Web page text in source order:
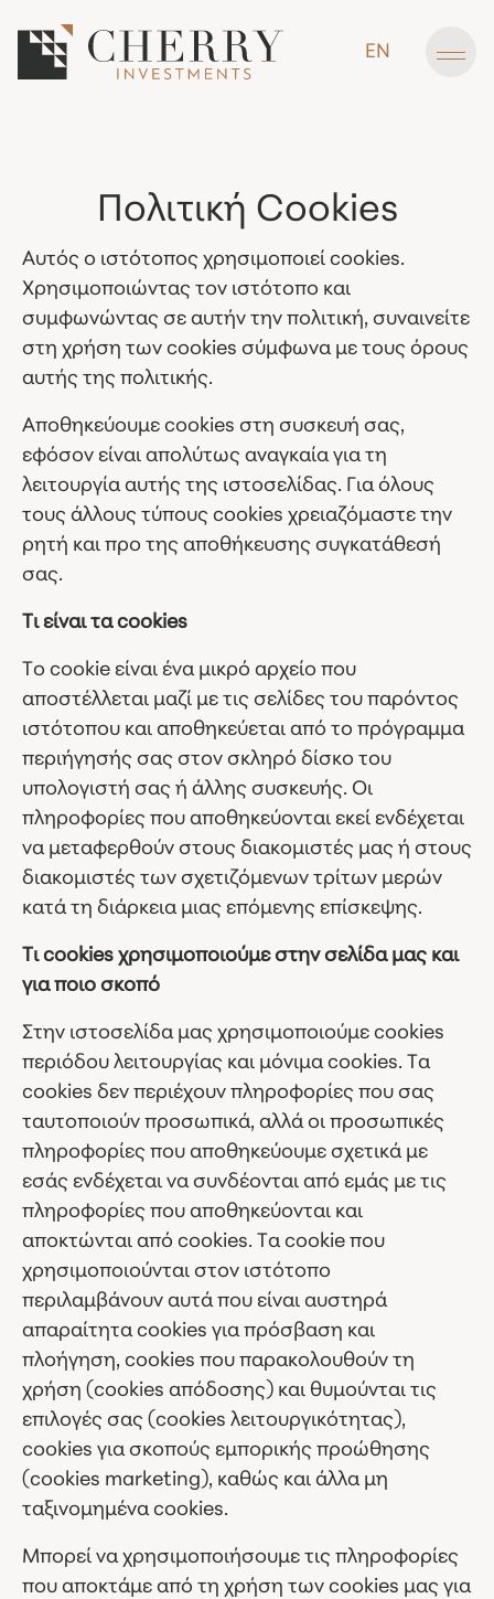
EN
Πολιτική Cookies
Αυτός ο ιστότοπος χρησιμοποιεί cookies.
Χρησιμοποιώντας τον ιστότοπο και
συμφωνώντας σε αυτήν την πολιτική, συναινείτε
στη χρήση των cookies σύμφωνα με τους όρους
αυτής της πολιτικής.
Αποθηκεύουμε cookies στη συσκευή σας,
εφόσον είναι απολύτως αναγκαία για τη
λειτουργία αυτής της ιστοσελίδας. Για όλους
τους άλλους τύπους cookies χρειαζόμαστε την
ρητή και προ της αποθήκευσης συγκατάθεσή
σας.
Τι είναι τα cookies
Το cookie είναι ένα μικρό αρχείο που
αποστέλλεται μαζί με τις σελίδες του παρόντος
ιστότοπου και αποθηκεύεται από το πρόγραμμα
περιήγησής σας στον σκληρό δίσκο του
υπολογιστή σας ή άλλης συσκευής. Οι
πληροφορίες που αποθηκεύονται εκεί ενδέχεται
να μεταφερθούν στους διακομιστές μας ή στους
διακομιστές των σχετιζόμενων τρίτων μερών
κατά τη διάρκεια μιας επόμενης επίσκεψης.
Τι cookies χρησιμοποιούμε στην σελίδα μας και
για ποιο σκοπό
Στην ιστοσελίδα μας χρησιμοποιούμε cookies
περιόδου λειτουργίας και μόνιμα cookies. Τα
cookies δεν περιέχουν πληροφορίες που σας
ταυτοποιούν προσωπικά, αλλά οι προσωπικές
πληροφορίες που αποθηκεύουμε σχετικά με
εσάς ενδέχεται να συνδέονται από εμάς με τις
πληροφορίες που αποθηκεύονται και
αποκτώνται από cookies. Τα cookie που
χρησιμοποιούνται στον ιστότοπο
περιλαμβάνουν αυτά που είναι αυστηρά
απαραίτητα cookies για πρόσβαση και
πλοήγηση, cookies που παρακολουθούν τη
χρήση (cookies απόδοσης) και θυμούνται τις
επιλογές σας (cookies λειτουργικότητας),
cookies για σκοπούς εμπορικής προώθησης
(cookies marketing), καθώς και άλλα μη
ταξινομημένα cookies.
Μπορεί να χρησιμοποιήσουμε τις πληροφορίες
που αποκτάμε από τη χρήση των cookies μας για